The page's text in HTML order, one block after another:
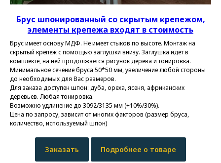
Брус шпонированный со скрытым крепежом,
элементы крепежа входят в стоимость
Брус имеет основу МДФ. Не имеет стыков по высоте. Монтаж на
скрытый крепеж с помощью заглушки внизу. Заглушка идет в
комплекте, на ней продолжается рисунок дерева и тонировка.
Минимальное сечение бруса 50*50 мм, увеличение любой стороны
до необходимых для Вас размеров.
Для заказа доступен шпон: дуба, ореха, ясеня, африканских
деревьев. Любая тонировка.
Возможно удлинение до 3092/3135 мм (+10%/30%).
Цена по запросу, зависит от многих факторов (размер бруса,
количество, используемый шпон)
Заказать Подробнее о товаре